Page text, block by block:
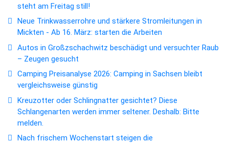
steht am Freitag still!
Neue Trinkwasserrohre und stärkere Stromleitungen in
Mickten - Ab 16. März: starten die Arbeiten
Autos in Großzschachwitz beschädigt und versuchter Raub
– Zeugen gesucht
Camping Preisanalyse 2026: Camping in Sachsen bleibt
vergleichsweise günstig
Kreuzotter oder Schlingnatter gesichtet? Diese
Schlangenarten werden immer seltener. Deshalb: Bitte
melden.
Nach frischem Wochenstart steigen die